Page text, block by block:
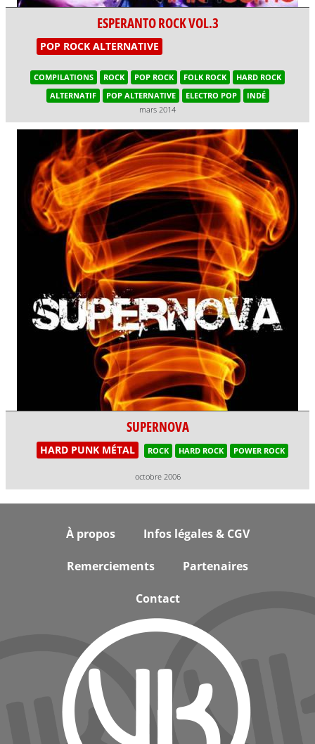
ESPERANTO ROCK VOL.3
POP ROCK ALTERNATIVE
COMPILATIONS ROCK POP ROCK FOLK ROCK
HARD ROCK
ALTERNATIF
POP ALTERNATIVE ELECTRO POP
INDÉ
mars 2014
SUPERNOVA
HARD PUNK MÉTAL ROCK HARD ROCK POWER ROCK
octobre 2006
À propos Infos légales & CGV
Remerciements Partenaires
Contact